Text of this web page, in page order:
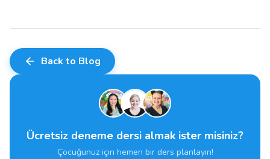
Back to Blog
Ücretsiz deneme dersi almak ister misiniz?
Çocuğunuz için hemen bir ders planlayın!